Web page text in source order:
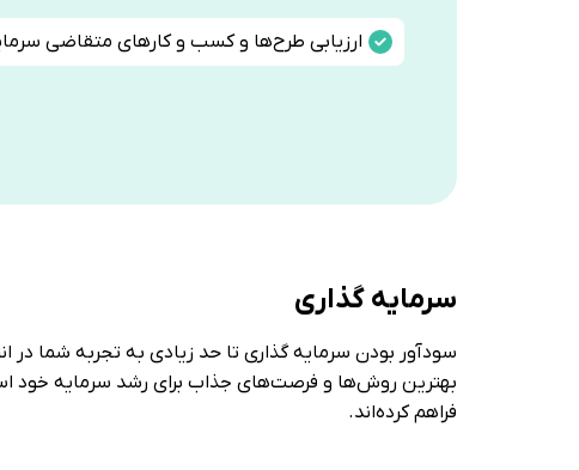
ارزیابی طرح‌ها و کسب‌ و کارهای متقاضی
سرمایه گذاری
سودآور بودن سرمایه گذاری تا حد زیادی به تجربه شما در
بهترین روش‌ها و فرصت‌های جذاب برای رشد سرمایه خود
فراهم کرده‌اند.‏